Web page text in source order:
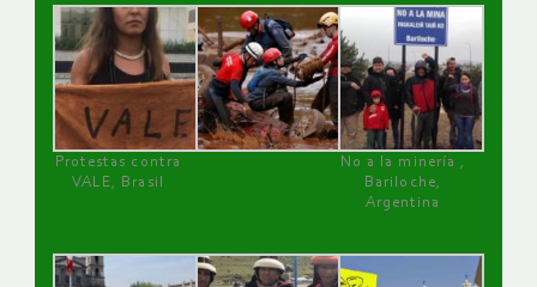
Protestas contra
VALE, Brasil
No a la minería ,
Bariloche,
Argentina